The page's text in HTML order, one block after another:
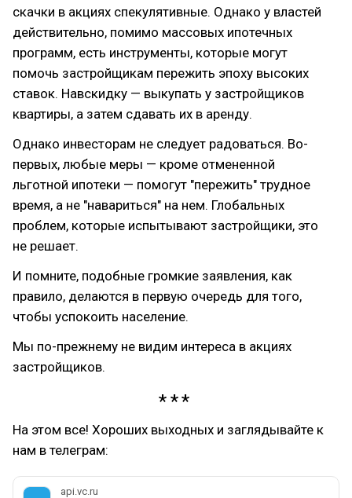
скачки в акциях спекулятивные. Однако у властей
действительно, помимо массовых ипотечных
программ, есть инструменты, которые могут
помочь застройщикам пережить эпоху высоких
ставок. Навскидку — выкупать у застройщиков
квартиры, а затем сдавать их в аренду.
Однако инвесторам не следует радоваться. Во-
первых, любые меры — кроме отмененной
льготной ипотеки — помогут "пережить" трудное
время, а не "навариться" на нем. Глобальных
проблем, которые испытывают застройщики, это
не решает.
И помните, подобные громкие заявления, как
правило, делаются в первую очередь для того,
чтобы успокоить население.
Мы по-прежнему не видим интереса в акциях
застройщиков.
На этом все! Хороших выходных и заглядывайте к
нам в телеграм:
api.vc.ru